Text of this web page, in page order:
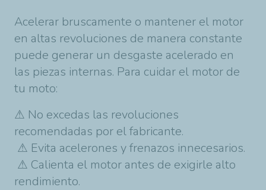
Acelerar bruscamente o mantener el motor
en altas revoluciones de manera constante
puede generar un desgaste acelerado en
las piezas internas. Para cuidar el motor de
tu moto:
⚠ No excedas las revoluciones
recomendadas por el fabricante.
⚠ Evita acelerones y frenazos innecesarios.
⚠ Calienta el motor antes de exigirle alto
rendimiento.